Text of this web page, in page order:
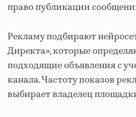
право публикации
Рекламу подбирают
Директа», которые
подходящие объявления с
канала. Частоту показов
выбирает владелец